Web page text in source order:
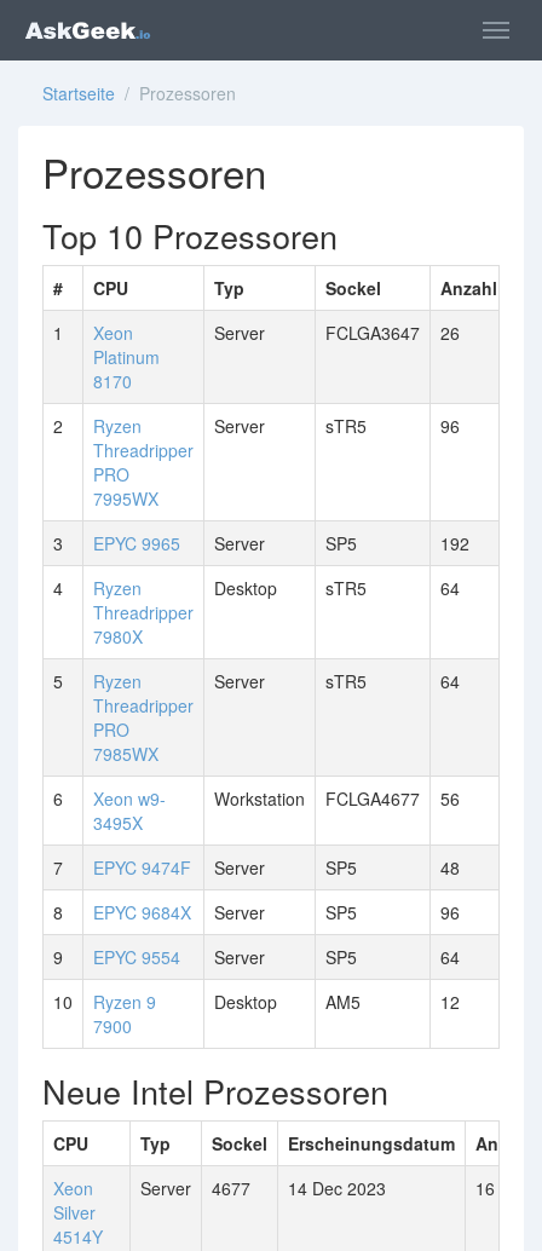
Startseite / Prozessoren
Prozessoren
Top 10 Prozessoren
# CPU Typ Sockel
Anzahl
1
Xeon
Platinum
8170
Server FCLGA3647 26
2
Ryzen
Threadripper
PRO
7995WX
Server sTR5 96
3 EPYC 9965 Server SP5
192
4
Ryzen
Threadripper
7980X
Desktop sTR5 64
5
Ryzen
Threadripper
PRO
7985WX
Server sTR5 64
6
Xeon w9-
3495X
Workstation FCLGA4677 56
7 EPYC 9474F Server SP5
48
8
EPYC 9684X Server SP5
96
9
EPYC 9554 Server SP5
64
10
Ryzen 9
7900
Desktop AM5 12
Neue Intel Prozessoren
CPU Typ Sockel Erscheinungsdatum
Anzahl
Xeon
Silver
4514Y
Server 4677 14 Dec 2023 16